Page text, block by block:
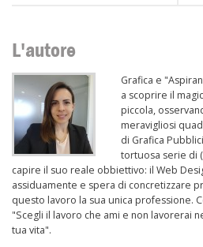
L'autore
Grafica e
a scoprire il
piccola,
meravigliosi
di Grafica
tortuosa serie di
capire il suo reale obbiettivo: il Web
assiduamente e spera di concretizzare
questo lavoro la sua unica professione.
"Scegli il lavoro che ami e non lavorerai
tua vita".